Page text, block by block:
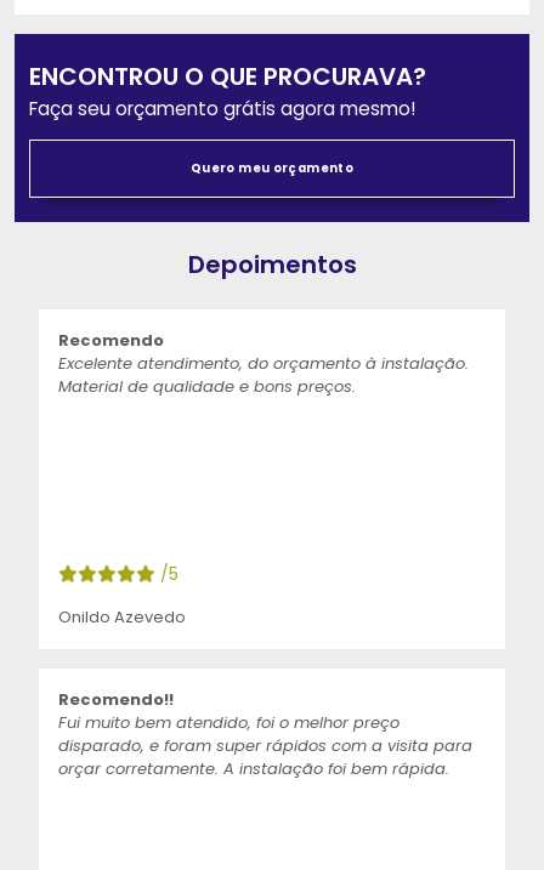
ENCONTROU O QUE PROCURAVA?
Faça seu orçamento grátis agora mesmo!
Quero meu orçamento
Depoimentos
Recomendo
Excelente atendimento, do orçamento à instalação.
Material de qualidade e bons preços.
/5
Onildo Azevedo
Recomendo!!
Fui muito bem atendido, foi o melhor preço
disparado, e foram super rápidos com a visita para
orçar corretamente. A instalação foi bem rápida.